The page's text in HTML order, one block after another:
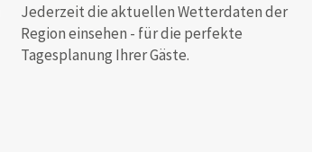
Jederzeit die aktuellen Wetterdaten der
Region einsehen - für die perfekte
Tagesplanung Ihrer Gäste.